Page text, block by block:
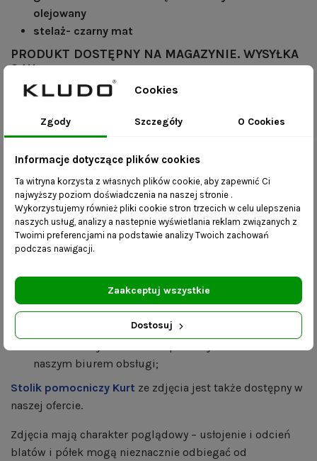
olejowany
stelaż- czarny mat
PRODUKT DOSTĘPNY NA MAGAZYNIE. WYSYŁKA
24H
dbałością o detale;
łączenia i spawy są skrupulatnie szlifowane przed
malowaniem proszkowym tak, aby żadne
niedoskonałości nie wpłynęły na estetykę produktu;
pięć kolorów ramy dostępnych do wyboru;
stabilność będąca efektem dokładności i precyzji
podczas wykonania;
mebel jest kompletny, dostarczany do Państwa w
całości i nie wymaga skręcania;
dostępność różnych rozmiarów – w celu stworzenia
naszym biurem obsługi;
Stolik pomocniczy Kurt ze zdjęcia jest także dostępny w
naszej ofercie.
Zdjęcia mają charakter poglądowy – usłojenie i odcień
blatów i półek mogą nieznacznie odbiegać od
Cookies
Zgody Szczegóły O Cookies
Informacje dotyczące plików cookies
Ta witryna korzysta z własnych plików cookie, aby zapewnić Ci
najwyższy poziom doświadczenia na naszej stronie .
Wykorzystujemy również pliki cookie stron trzecich w celu ulepszenia
naszych usług, analizy a nastepnie wyświetlania reklam związanych z
Twoimi preferencjami na podstawie analizy Twoich zachowań
podczas nawigacji.
Dostosuj
Zaakceptuj wszystkie